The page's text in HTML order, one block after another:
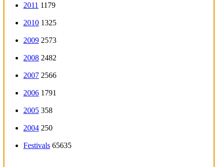
2011 1179
2010 1325
2009 2573
2008 2482
2007 2566
2006 1791
2005 358
2004 250
Festivals 65635